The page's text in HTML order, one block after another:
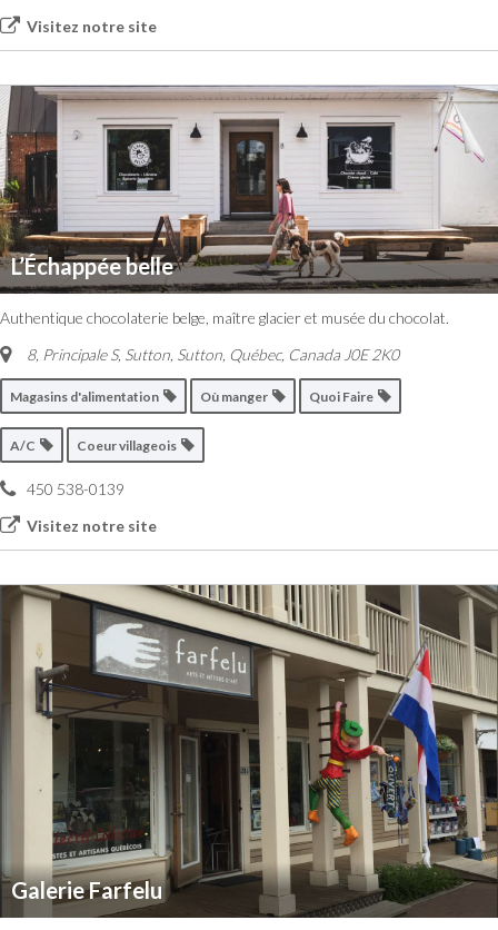
Visitez notre site
L’Échappée belle
Authentique chocolaterie belge, maître glacier et musée du chocolat.
8, Principale S, Sutton Sutton, Québec, Canada J0E 2K0
Magasins d'alimentation Où manger Quoi Faire
A/C Coeur villageois
450 538-0139
Visitez notre site
Galerie Farfelu